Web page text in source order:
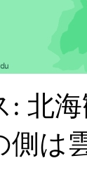
: 北
側は